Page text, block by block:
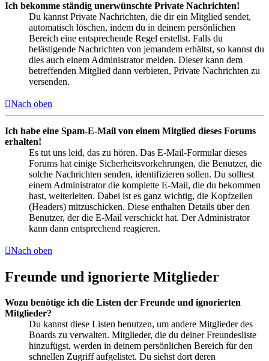
Ich bekomme ständig unerwünschte Private Nachrichten!
Du kannst Private Nachrichten, die dir ein Mitglied sendet,
automatisch löschen, indem du in deinem persönlichen
Bereich eine entsprechende Regel erstellst. Falls du
belästigende Nachrichten von jemandem erhältst, so kannst du
dies auch einem Administrator melden. Dieser kann dem
betreffenden Mitglied dann verbieten, Private Nachrichten zu
versenden.
Nach oben
Ich habe eine Spam-E-Mail von einem Mitglied dieses Forums
erhalten!
Es tut uns leid, das zu hören. Das E-Mail-Formular dieses
Forums hat einige Sicherheitsvorkehrungen, die Benutzer, die
solche Nachrichten senden, identifizieren sollen. Du solltest
einem Administrator die komplette E-Mail, die du bekommen
hast, weiterleiten. Dabei ist es ganz wichtig, die Kopfzeilen
(Headers) mitzuschicken. Diese enthalten Details über den
Benutzer, der die E-Mail verschickt hat. Der Administrator
kann dann entsprechend reagieren.
Nach oben
Freunde und ignorierte Mitglieder
Wozu benötige ich die Listen der Freunde und ignorierten
Mitglieder?
Du kannst diese Listen benutzen, um andere Mitglieder des
Boards zu verwalten. Mitglieder, die du deiner Freundesliste
hinzufügst, werden in deinem persönlichen Bereich für den
schnellen Zugriff aufgelistet. Du siehst dort deren